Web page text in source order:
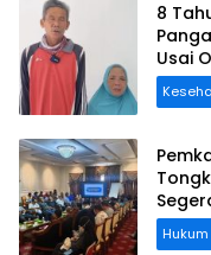
8
Usai
Hukum